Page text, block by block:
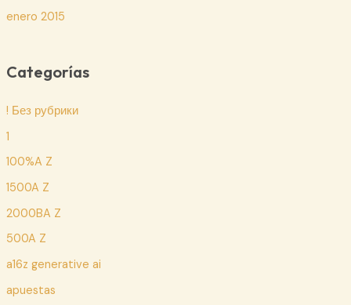
enero 2015
Categorías
! Без рубрики
1
100%A Z
1500A Z
2000BA Z
500A Z
a16z generative ai
apuestas